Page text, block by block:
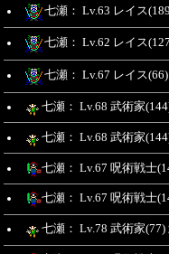
七瀬： Lv.63 レイス
七瀬： Lv.62 レイス
七瀬： Lv.67 レイス
七瀬： Lv.68 武術家
七瀬： Lv.68 武術家
七瀬： Lv.67 呪術戦士
七瀬： Lv.67 呪術戦士
七瀬： Lv.78 武術家